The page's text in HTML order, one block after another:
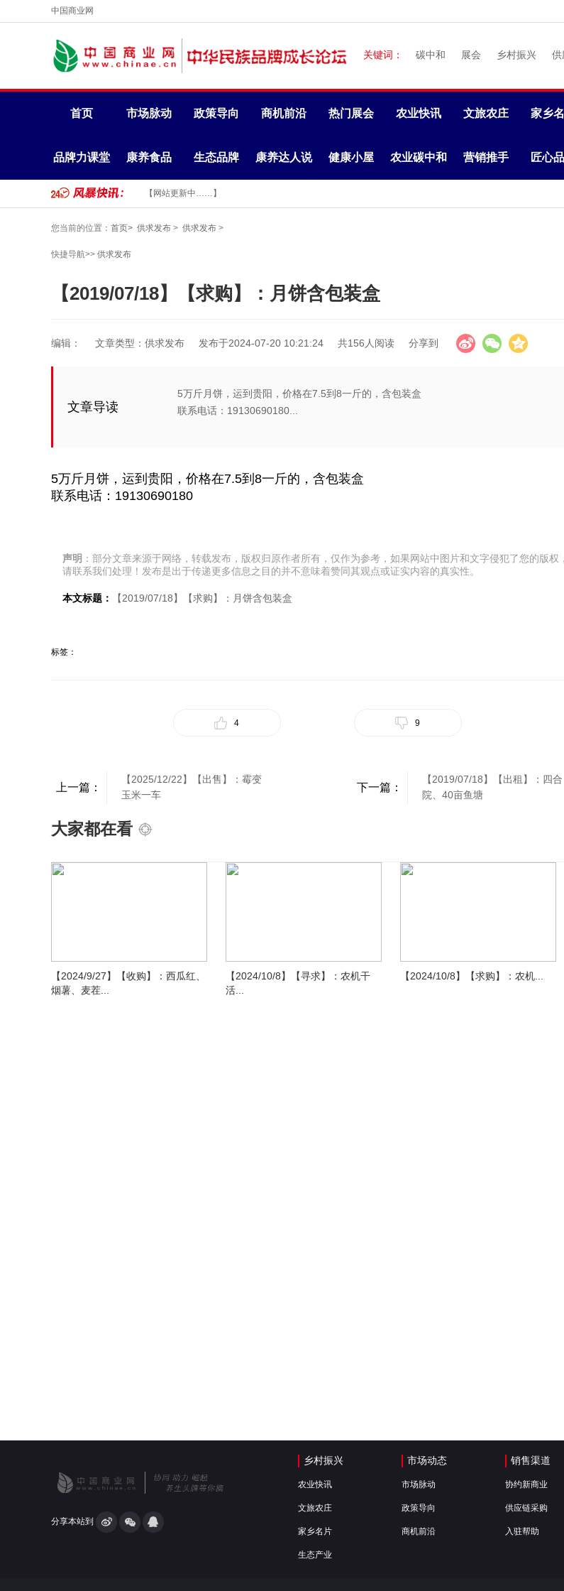
中国商业网
关键词： 碳中和 展会 乡村振兴 供
首页 市场脉动 政策导向 商机前沿 热门展会 农业快讯 文旅农庄 家乡
品牌力课堂 康养食品 生态品牌 康养达人说 健康小屋 农业碳中和 营销推手 匠心
【网站更新中……】
您当前的位置： 首页> 供求发布 > 供求发布 >
快捷导航>> 供求发布
【2019/07/18】【求购】：月饼含包装盒
编辑： 文章类型：供求发布 发布于2024-07-20 10:21:24 共156人阅读 分享到
文章导读
5万斤月饼，运到贵阳，价格在7.5到8一斤的，含包装盒
联系电话：19130690180...
5万斤月饼，运到贵阳，价格在7.5到8一斤的，含包装盒
联系电话：19130690180
声明 ：部分文章来源于网络，转载发布，版权归原作者所有，仅作为参考，如果网站中图片和文字侵犯了您的版权，
请联系我们处理！发布是出于传递更多信息之目的并不意味着赞同其观点或证实内容的真实性。
本文标题： 【2019/07/18】【求购】：月饼含包装盒
标签：
4 9
上一篇：
【2025/12/22】【出售】：霉变
玉米一车
下一篇：
【2019/07/18】【出租】：四合
院、40亩鱼塘
大家都在看
【2024/9/27】【收购】：西瓜红、
烟薯、麦茬...
【2024/10/8】【寻求】：农机干
活...
【2024/10/8】【求购】：农机...
分享本站到
乡村振兴
农业快讯
文旅农庄
家乡名片
生态产业
市场动态
市场脉动
政策导向
商机前沿
销售渠道
协约新商业
供应链采购
入驻帮助